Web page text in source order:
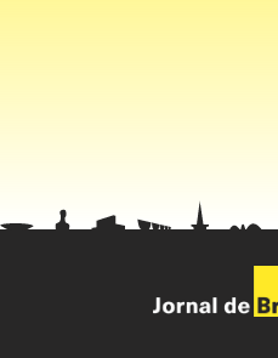
desconhecidos. É só lembrar
relação a Mineiro. “O